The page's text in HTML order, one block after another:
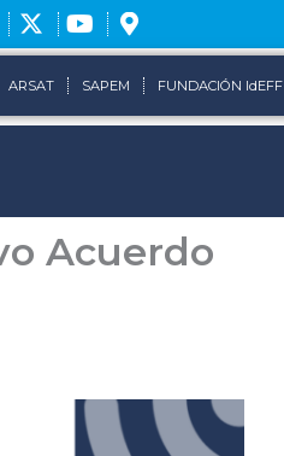
ARSAT SAPEM FUNDACIÓN IdEFF
Acuerdo